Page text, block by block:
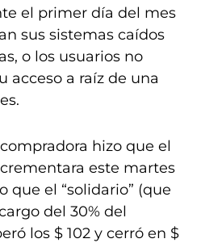
el primer día del mes
sus sistemas caídos
o los usuarios no
acceso a raíz de una
hizo que el
este martes
que el “solidario” (que
del 30% del
los $ 102 y cerró en $